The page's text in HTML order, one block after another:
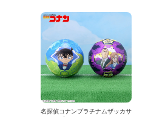
名探偵コナンプラチナムザッカサ